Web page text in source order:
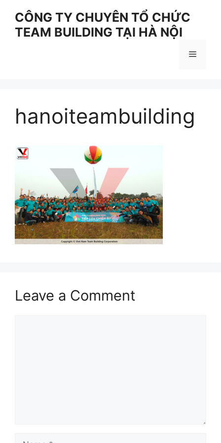
content
CÔNG TY CHUYÊN TỔ CHỨC
TEAM BUILDING TẠI HÀ NỘI
Menu
hanoiteambuilding
Leave a Comment
Name